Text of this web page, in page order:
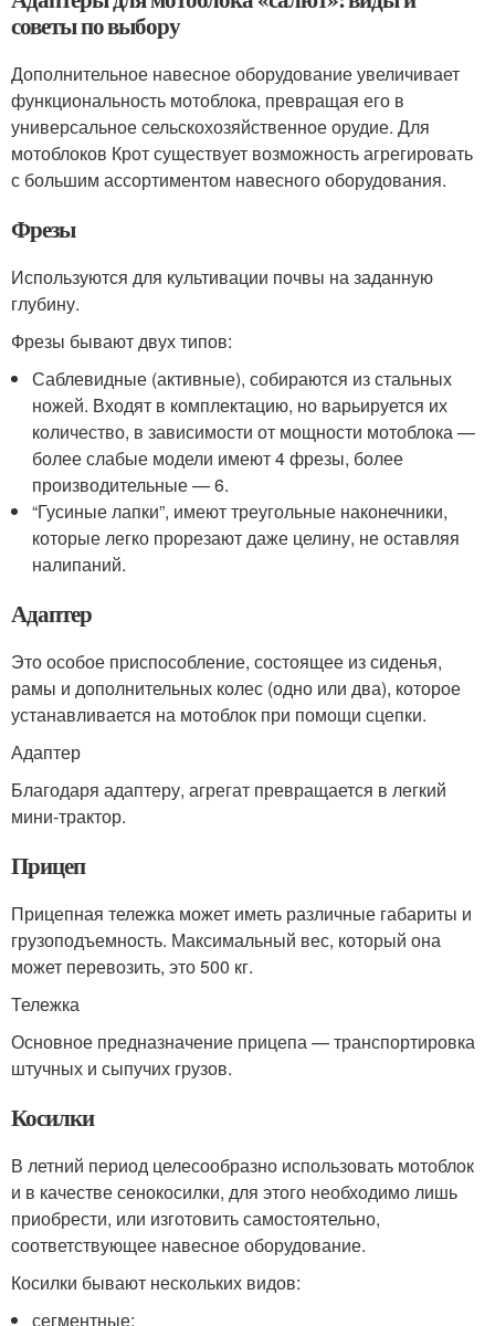
советы по выбору
Дополнительное навесное оборудование увеличивает
функциональность мотоблока, превращая его в
универсальное сельскохозяйственное орудие. Для
мотоблоков Крот существует возможность агрегировать
с большим ассортиментом навесного оборудования.
Фрезы
Используются для культивации почвы на заданную
глубину.
Фрезы бывают двух типов:
Саблевидные (активные), собираются из стальных
ножей. Входят в комплектацию, но варьируется их
количество, в зависимости от мощности мотоблока —
более слабые модели имеют 4 фрезы, более
производительные — 6.
“Гусиные лапки”, имеют треугольные наконечники,
которые легко прорезают даже целину, не оставляя
налипаний.
Адаптер
Это особое приспособление, состоящее из сиденья,
рамы и дополнительных колес (одно или два), которое
устанавливается на мотоблок при помощи сцепки.
Адаптер
Благодаря адаптеру, агрегат превращается в легкий
мини-трактор.
Прицеп
Прицепная тележка может иметь различные габариты и
грузоподъемность. Максимальный вес, который она
может перевозить, это 500 кг.
Тележка
Основное предназначение прицепа — транспортировка
штучных и сыпучих грузов.
Косилки
В летний период целесообразно использовать мотоблок
и в качестве сенокосилки, для этого необходимо лишь
приобрести, или изготовить самостоятельно,
соответствующее навесное оборудование.
Косилки бывают нескольких видов:
сегментные;